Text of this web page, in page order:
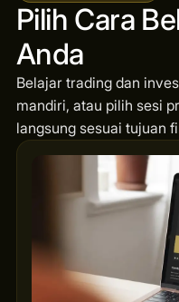
Pilih Cara
Anda
Belajar trading dan
mandiri, atau pilih sesi
langsung sesuai tujuan